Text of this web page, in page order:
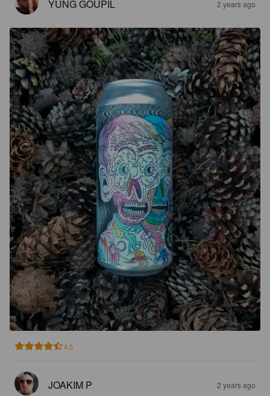
YUNG GOUPIL 2 years ago
4.5
JOAKIM P 2 years ago